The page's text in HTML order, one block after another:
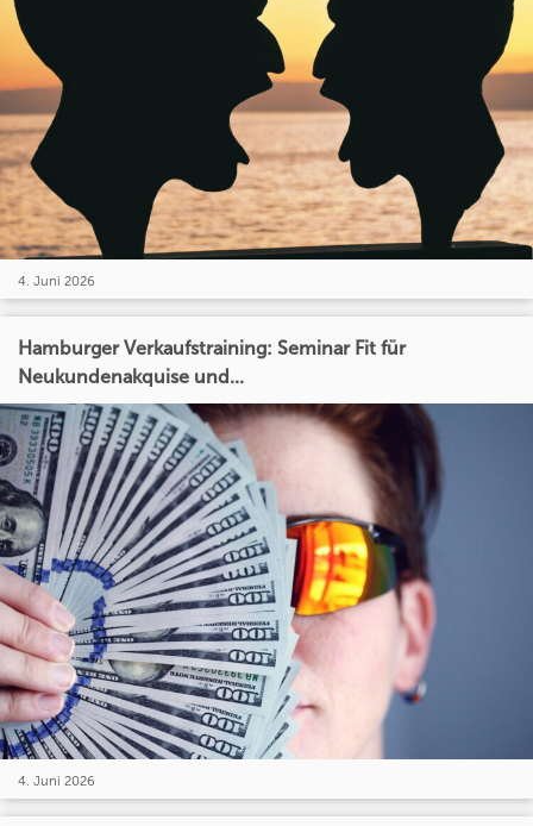
4. Juni 2026
Hamburger Verkaufstraining: Seminar Fit für
Neukundenakquise und...
4. Juni 2026